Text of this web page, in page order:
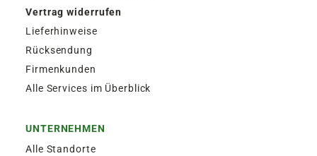
Vertrag widerrufen
Lieferhinweise
Rücksendung
Firmenkunden
Alle Services im Überblick
UNTERNEHMEN
Alle Standorte